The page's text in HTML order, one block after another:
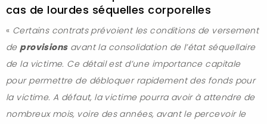
cas de lourdes séquelles corporelles
« Certains contrats prévoient les conditions de versement
deprovisionsavant la consolidation de l’état séquellaire
de la victime. Ce détail est d’une importance capitale
pour permettre de débloquer rapidement des fonds pour
la victime. A défaut, la victime pourra avoir à attendre de
nombreux mois, voire des années, avant le percevoir le